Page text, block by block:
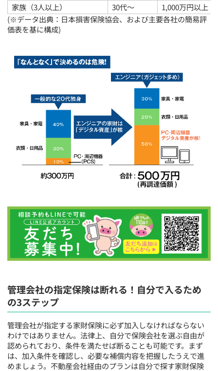
家族（3人以上）
30代〜
1,000万円以上
(※データ出典：日本損害保険協会、および主要各社の簡易評
価表を基に構成)
管理会社の指定保険は断れる！自分で入るため
の3ステップ
管理会社が指定する家財保険に必ず加入しなければならない
わけではありません。法律上、自分で保険会社を選ぶ自由が
認められており、条件を満たせば断ることも可能です。まず
は、加入条件を確認し、必要な補償内容を把握したうえで進
めましょう。不動産会社経由のプランは自分で探す家財保険